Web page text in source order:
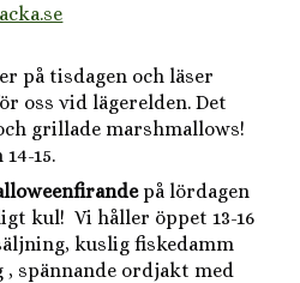
på tisdagen och läser
oss vid lägerelden. Det
grillade marshmallows!
15.
på lördagen
kul! Vi håller öppet 13-16
kuslig fiskedamm
spännande ordjakt med